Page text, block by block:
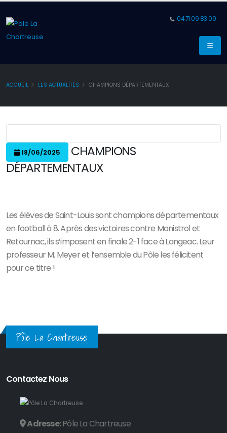
04 71 09 83 09
ACCUEIL LES ACTUALITÉS CHAMPIONS DÉPARTEMENTAUX
18/06/2025
CHAMPIONS
DÉPARTEMENTAUX
Les élèves de Saint-Louis sont champions départementaux
en football à 8. Après des victoires contre Monistrol et
Retournac, ils s’imposent en finale 2-1 face à Langeac. Leur
professeur M. Meyer et l’ensemble du Pôle les félicitent
pour ce titre !
Pôle La Chartreuse
Contactez Nous
Adresse:Pôle La Chartreuse